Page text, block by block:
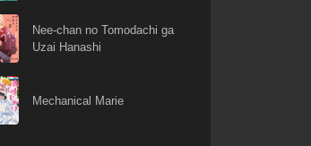
Nee-chan no Tomodachi ga
Uzai Hanashi
Mechanical Marie